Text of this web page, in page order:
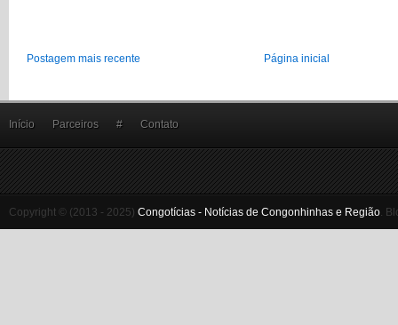
Postagem mais recente Página inicial
Início Parceiros # Contato
Copyright © (2013 - 2025) Congotícias - Notícias de Congonhinhas e Região.